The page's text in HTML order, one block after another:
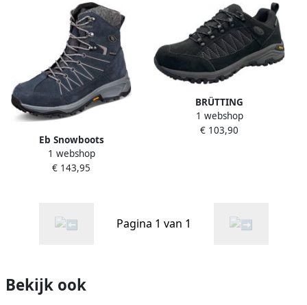
Eb Snowboots
1 webshop
€ 143,95
BRÜTTING
Outdoorschoenen Mount
Kandu Low
1 webshop
€ 103,90
Pagina 1 van 1
Bekijk ook